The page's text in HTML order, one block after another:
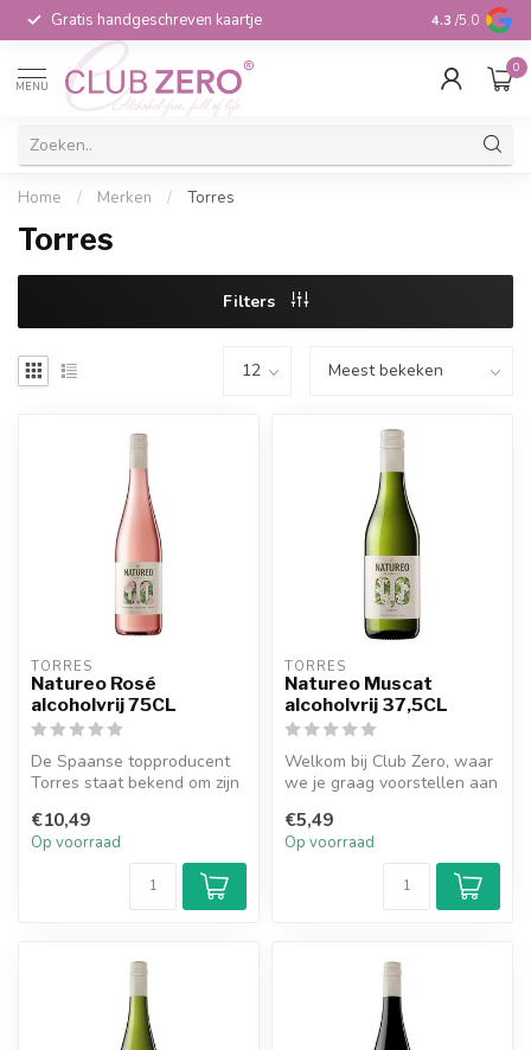
Gratis handgeschreven kaartje Voor 16:00
4.3 /5.0
MENU
0
Home / Merken / Torres
Torres
Filters
TORRES
Natureo Rosé
alcoholvrij 75CL
De Spaanse topproducent
Torres staat bekend om zijn
€10,49
Op voorraad
TORRES
Natureo Muscat
alcoholvrij 37,5CL
Welkom bij Club Zero, waar
we je graag voorstellen aan
€5,49
Op voorraad